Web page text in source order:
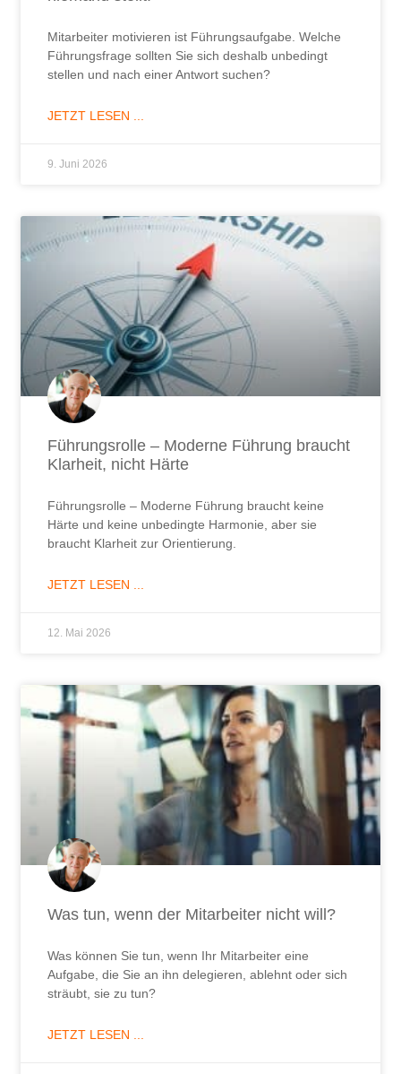
Mitarbeiter motivieren ist Führungsaufgabe. Welche
Führungsfrage sollten Sie sich deshalb unbedingt
stellen und nach einer Antwort suchen?
JETZT LESEN ...
9. Juni 2026
Führungsrolle – Moderne Führung braucht
Klarheit, nicht Härte
Führungsrolle – Moderne Führung braucht keine
Härte und keine unbedingte Harmonie, aber sie
braucht Klarheit zur Orientierung.
JETZT LESEN ...
12. Mai 2026
Was tun, wenn der Mitarbeiter nicht will?
Was können Sie tun, wenn Ihr Mitarbeiter eine
Aufgabe, die Sie an ihn delegieren, ablehnt oder sich
sträubt, sie zu tun?
JETZT LESEN ...